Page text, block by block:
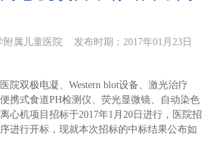
附属儿童医院 发布时期：2017年01月23日
院双极电凝、Western blot设备、激光治疗
携式食道PH检测仪、荧光显微镜、自动染色
心机项目招标于2017年1月20日进行，医院招
进行开标，现就本次招标的中标结果公布如